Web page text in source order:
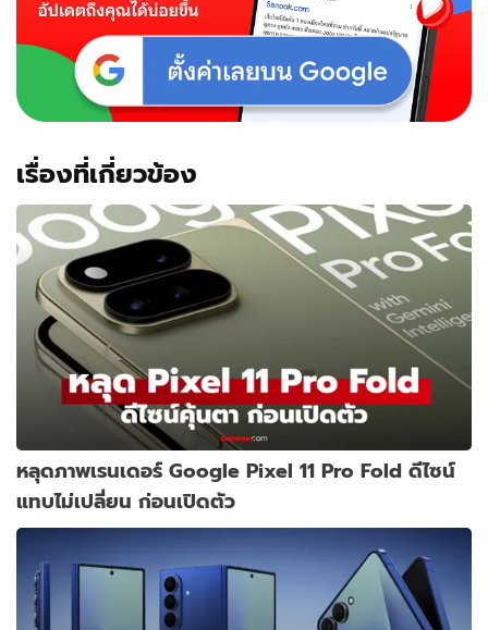
เรื่องที่เกี่ยวข้อง
หลุดภาพเรนเดอร์ Google Pixel 11 Pro Fold ดีไซน์
แทบไม่เปลี่ยน ก่อนเปิดตัว